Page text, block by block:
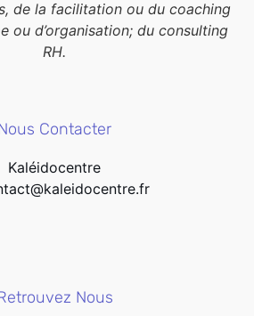
de la facilitation ou du coaching
ou d’organisation; du consulting
RH.
Contacter
Kaléidocentre
Nous